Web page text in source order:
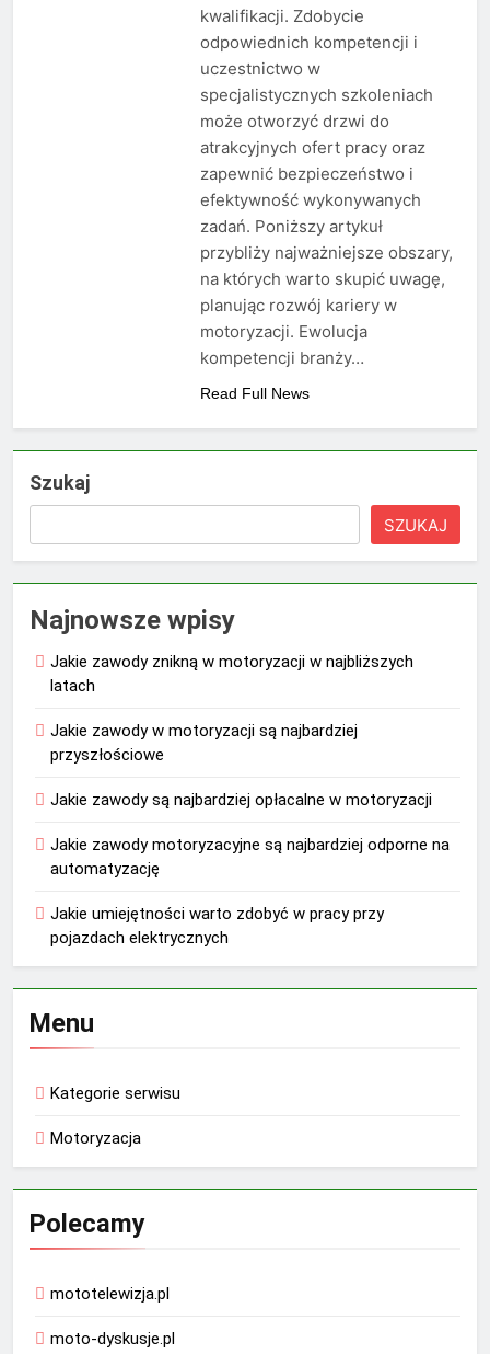
kwalifikacji. Zdobycie
odpowiednich kompetencji i
uczestnictwo w
specjalistycznych szkoleniach
może otworzyć drzwi do
atrakcyjnych ofert pracy oraz
zapewnić bezpieczeństwo i
efektywność wykonywanych
zadań. Poniższy artykuł
przybliży najważniejsze obszary,
na których warto skupić uwagę,
planując rozwój kariery w
motoryzacji. Ewolucja
kompetencji branży…
Read Full News
Szukaj
SZUKAJ
Najnowsze wpisy
Jakie zawody znikną w motoryzacji w najbliższych
latach
Jakie zawody w motoryzacji są najbardziej
przyszłościowe
Jakie zawody są najbardziej opłacalne w motoryzacji
Jakie zawody motoryzacyjne są najbardziej odporne na
automatyzację
Jakie umiejętności warto zdobyć w pracy przy
pojazdach elektrycznych
Menu
Kategorie serwisu
Motoryzacja
Polecamy
mototelewizja.pl
moto-dyskusje.pl